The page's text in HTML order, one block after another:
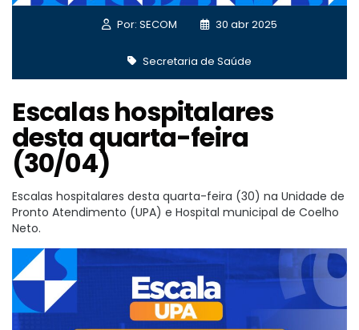
Por: SECOM 30 abr 2025
Secretaria de Saúde
Escalas hospitalares
desta quarta-feira
(30/04)
Escalas hospitalares desta quarta-feira (30) na Unidade de
Pronto Atendimento (UPA) e Hospital municipal de Coelho
Neto.